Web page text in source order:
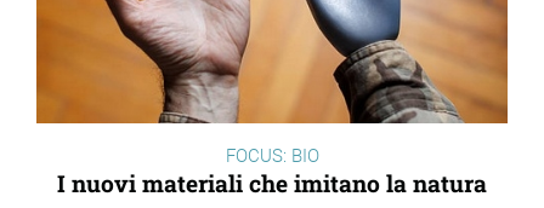
FOCUS: BIO
I nuovi materiali che imitano la natura